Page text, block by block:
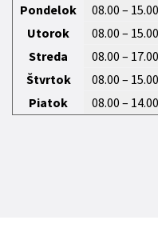
Pondelok
08.00 – 15.00
Utorok
08.00 – 15.00
Streda
08.00 – 17.00
Štvrtok
08.00 – 15.00
Piatok
08.00 – 14.00